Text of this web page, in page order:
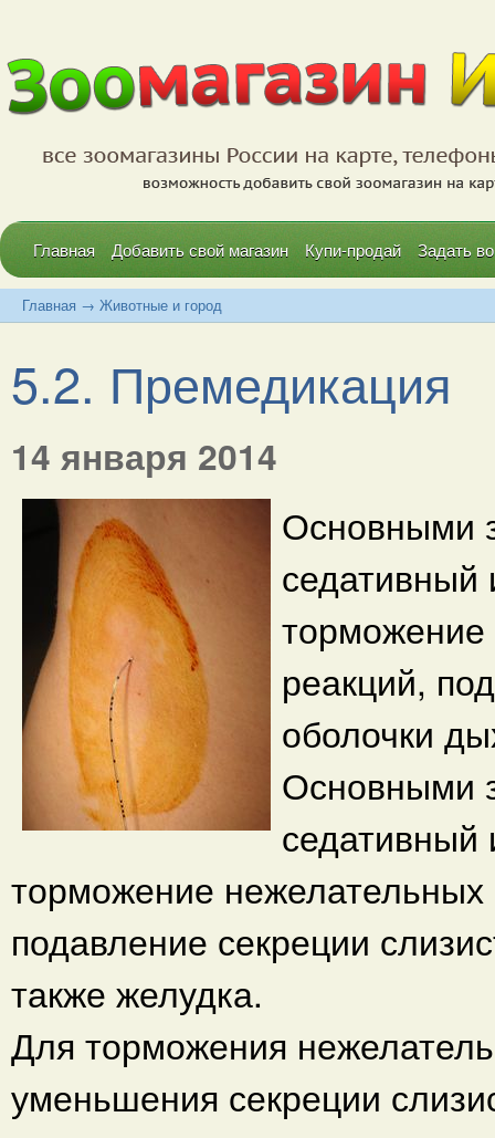
Главная Добавить свой магазин Купи-продай Задать
Главная → Животные и город
5.2. Премедикация
14 января 2014
Основными
реакций,
оболочки
Основными
торможение
подавление секреции
также желудка.
Для торможения
уменьшения секреции